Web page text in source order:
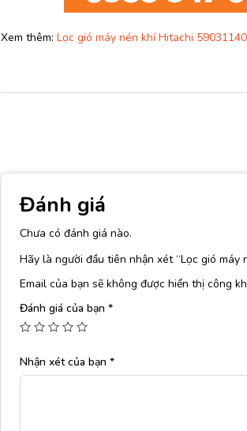
Xem thêm: Lọc gió máy nén khí Hitachi 59031140
Đánh giá
Chưa có đánh giá nào.
Hãy là người đầu tiên nhận xét “Lọc gió máy
Email của bạn sẽ không được hiển thị công
Đánh giá của bạn *
Nhận xét của bạn *